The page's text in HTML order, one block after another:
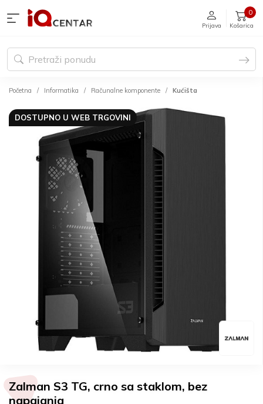
Prijava Košarica
0
Početna Informatika Računalne komponente Kućišta
DOSTUPNO U WEB TRGOVINI
Zalman S3 TG, crno sa staklom, bez
napajanja